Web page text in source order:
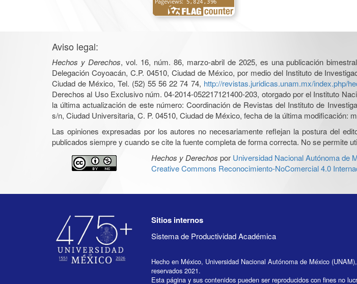
Aviso legal:
Hechos y Derechos, vol. 16, núm. 86, marzo-abril de 2025, es una publicación
Delegación Coyoacán, C.P. 04510, Ciudad de México, por medio del Instituto de
Ciudad de México, Tel. (52) 55 56 22 74 74, http://revistas.juridicas.unam.mx/index.php/
Derechos al Uso Exclusivo núm. 04-2014-052217121400-203, otorgado por el Instituto
la última actualización de este número: Coordinación de Revistas del Instituto de
s/n, Ciudad Universitaria, C. P. 04510, Ciudad de México, fecha de la última modificación:
Las opiniones expresadas por los autores no necesariamente reflejan la postura del
publicados siempre y cuando se cite la fuente completa de forma correcta. No se permite
Hechos y Derechos por Universidad Nacional Autónoma de
Creative Commons Reconocimiento-NoComercial 4.0
Sitios internos
Sistema de Productividad Académica
Hecho en México, Universidad Nacional Autónoma de México
reservados 2021.
Esta página y sus contenidos pueden ser reproducidos con fines no